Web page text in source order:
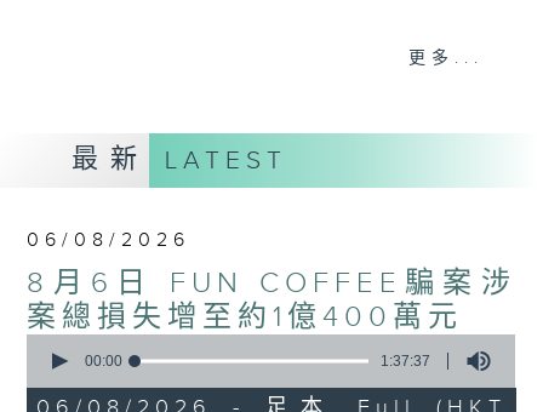
「千禧年代」鼓勵聽眾及嘉賓作有觀點、有理
聽眾提供最新資訊以迎接新的一天。
監製：林嘉瑜
更多...
最新 LATEST
06/08/2026
8月6日 FUN COFFEE騙案涉
案總損失增至約1億400萬元
seconds
1
00:00 1:37:37